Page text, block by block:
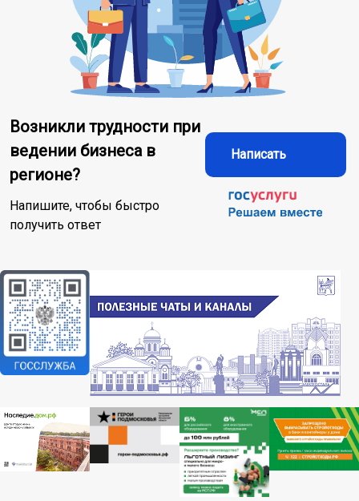
Возникли трудности при
ведении бизнеса в
регионе?
Напишите, чтобы быстро
получить ответ
Написать